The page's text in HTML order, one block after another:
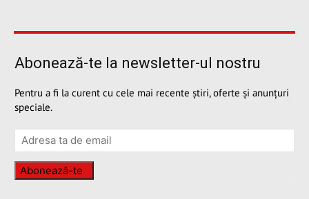
Abonează-te la newsletter-ul nostru
Pentru a fi la curent cu cele mai recente știri, oferte și anunțuri
speciale.
Abonează-te